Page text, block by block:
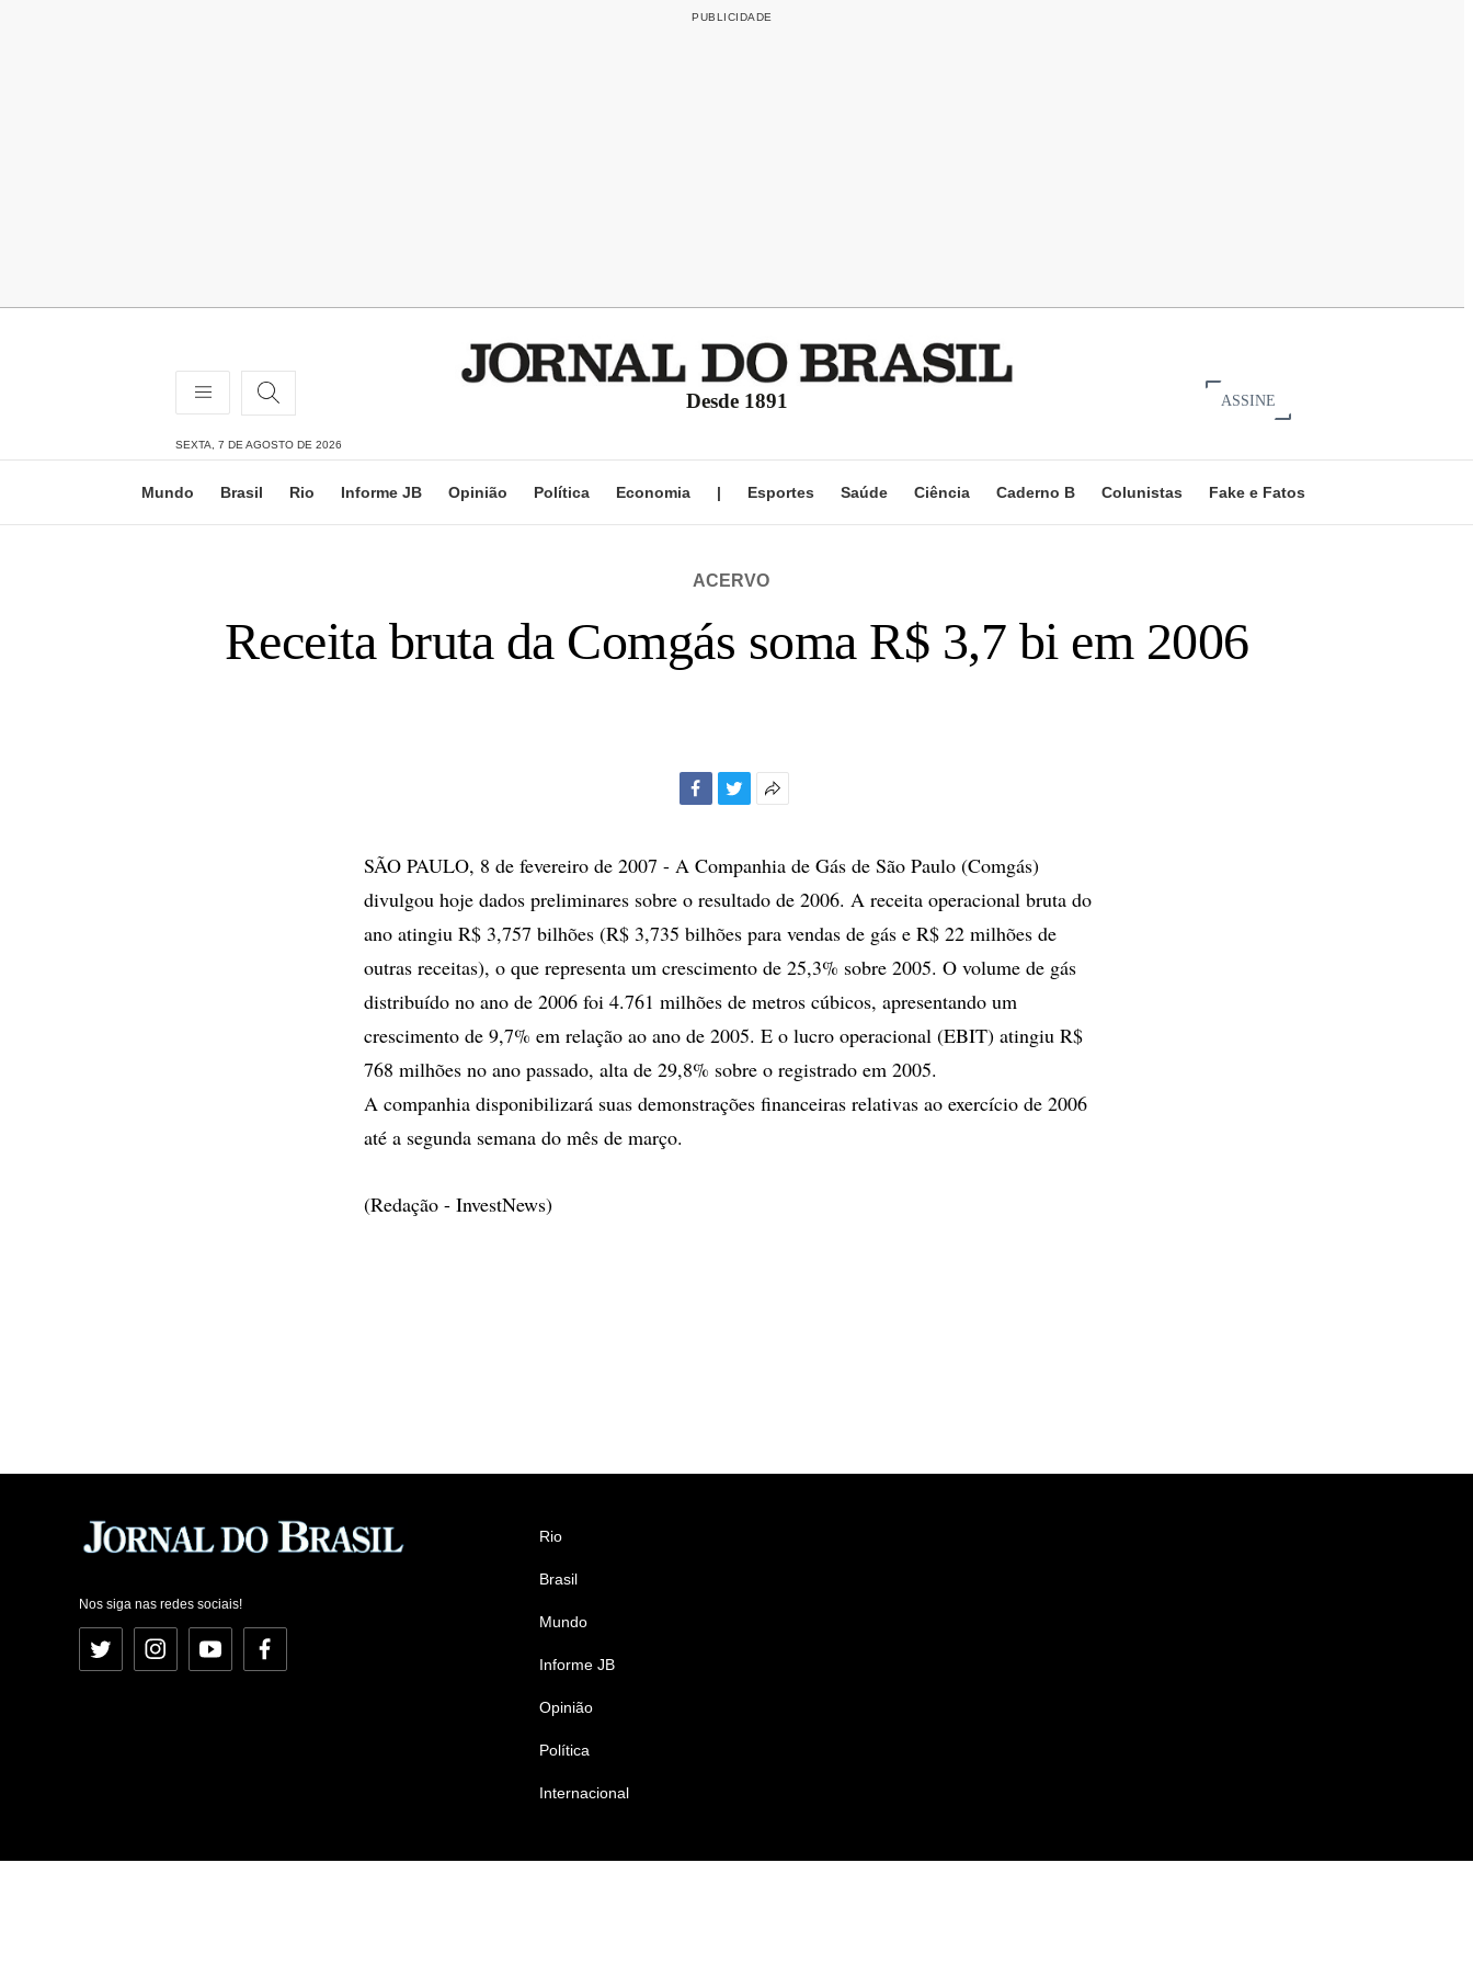
Desde 1891 ASSINE
SEXTA, 7 DE AGOSTO DE 2026
Mundo Brasil Rio Informe JB Opinião Política Economia | Esportes Saúde Ciência Caderno B Colunistas Fake e Fatos
ACERVO
Receita bruta da Comgás soma R$ 3,7 bi em 2006
compartilhamento
SÃO PAULO, 8 de fevereiro de 2007 - A Companhia de Gás de São Paulo (Comgás)
divulgou hoje dados preliminares sobre o resultado de 2006. A receita operacional bruta do
ano atingiu R$ 3,757 bilhões (R$ 3,735 bilhões para vendas de gás e R$ 22 milhões de
outras receitas), o que representa um crescimento de 25,3% sobre 2005. O volume de gás
distribuído no ano de 2006 foi 4.761 milhões de metros cúbicos, apresentando um
crescimento de 9,7% em relação ao ano de 2005. E o lucro operacional (EBIT) atingiu R$
768 milhões no ano passado, alta de 29,8% sobre o registrado em 2005.
A companhia disponibilizará suas demonstrações financeiras relativas ao exercício de 2006
até a segunda semana do mês de março.
(Redação - InvestNews)
Nos siga nas redes sociais!
Twitter InstagramYouTubeFacebook
Rio
Brasil
Mundo
Informe JB
Opinião
Política
Internacional